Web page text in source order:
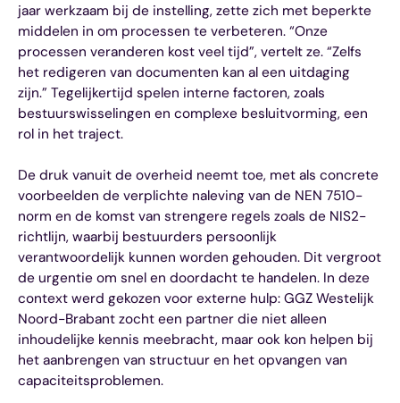
jaar werkzaam bij de instelling, zette zich met beperkte
middelen in om processen te verbeteren. “Onze
processen veranderen kost veel tijd”, vertelt ze. “Zelfs
het redigeren van documenten kan al een uitdaging
zijn.” Tegelijkertijd spelen interne factoren, zoals
bestuurswisselingen en complexe besluitvorming, een
rol in het traject.
De druk vanuit de overheid neemt toe, met als concrete
voorbeelden de verplichte naleving van de NEN 7510-
norm en de komst van strengere regels zoals de NIS2-
richtlijn, waarbij bestuurders persoonlijk
verantwoordelijk kunnen worden gehouden. Dit vergroot
de urgentie om snel en doordacht te handelen. In deze
context werd gekozen voor externe hulp: GGZ Westelijk
Noord-Brabant zocht een partner die niet alleen
inhoudelijke kennis meebracht, maar ook kon helpen bij
het aanbrengen van structuur en het opvangen van
capaciteitsproblemen.